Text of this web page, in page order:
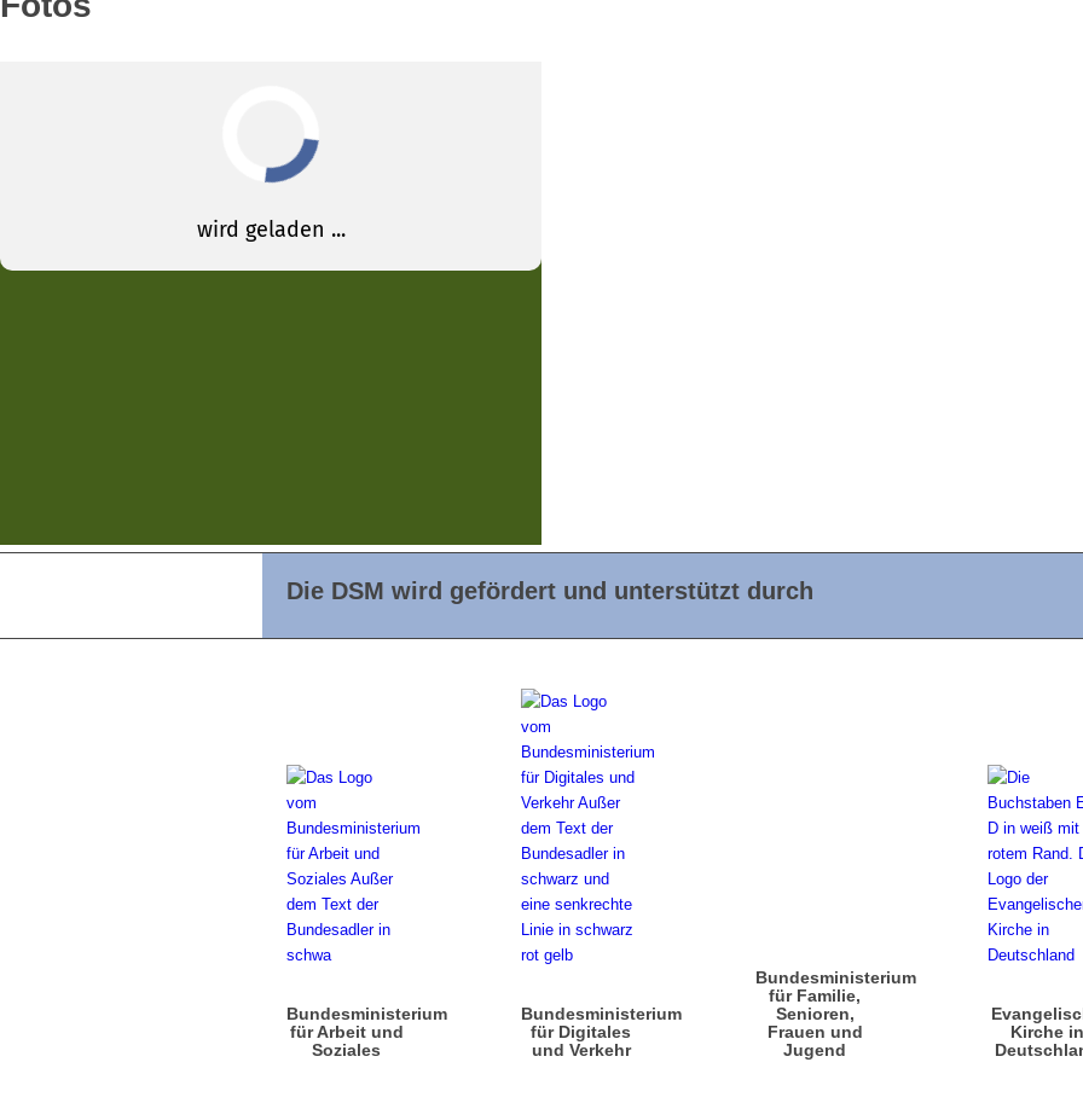
Die DSM wird gefördert und unterstützt durch
Bundesministerium
für Arbeit und
Soziales
Bundesministerium
für Digitales
und Verkehr
Bundesministerium
für Familie,
Senioren,
Frauen und
Jugend
Kirche in